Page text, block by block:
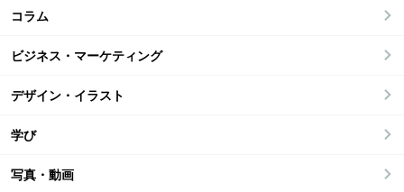
コラム
ビジネス・マーケティング
デザイン・イラスト
学び
写真・動画